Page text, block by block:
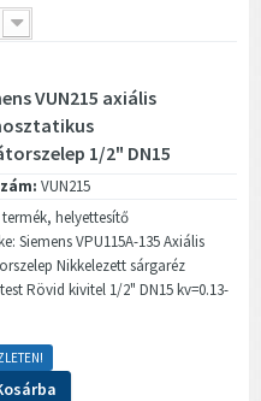
VUN215 axiális
1/2" DN15
VUN215
helyettesítő
Siemens VPU115A-135 Axiális
Nikkelezett sárgaréz
Rövid kivitel 1/2" DN15 kv=0.13-